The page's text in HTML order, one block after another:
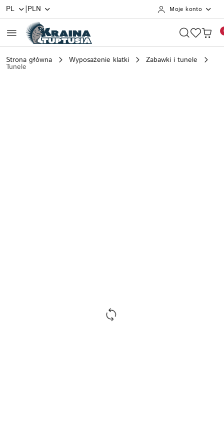
Przejdź do treści głównej
Przejdź do wyszukiwarki
Przejdź do moje konto
Przejdź do menu głównego
Przejdź do opisu produktu
Przejdź do stopki
PL |PLN Moje konto
Strona główna Wyposażenie klatki Zabawki i tunele
Tunele